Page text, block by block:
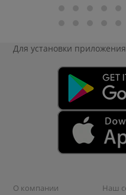
Для установки приложения
О компании
Наш